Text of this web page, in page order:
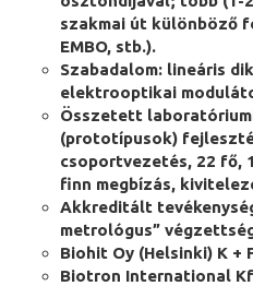
szakmai út különböző
EMBO, stb.).
Szabadalom: lineáris
elektrooptikai
Összetett
(prototípusok)
csoportvezetés, 22 fő,
finn megbízás,
Akkreditált
metrológus”
Biohit Oy (Helsinki) K
Biotron International